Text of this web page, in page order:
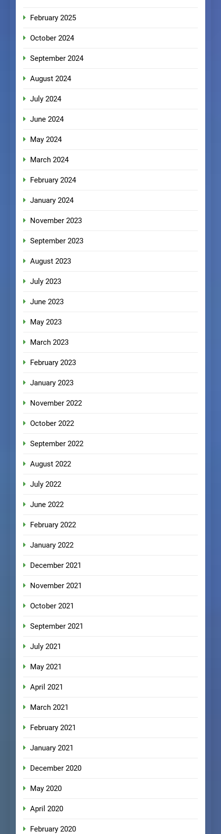
February 2025
October 2024
September 2024
August 2024
July 2024
June 2024
May 2024
March 2024
February 2024
January 2024
November 2023
September 2023
August 2023
July 2023
June 2023
May 2023
March 2023
February 2023
January 2023
November 2022
October 2022
September 2022
August 2022
July 2022
June 2022
February 2022
January 2022
December 2021
November 2021
October 2021
September 2021
July 2021
May 2021
April 2021
March 2021
February 2021
January 2021
December 2020
May 2020
April 2020
February 2020